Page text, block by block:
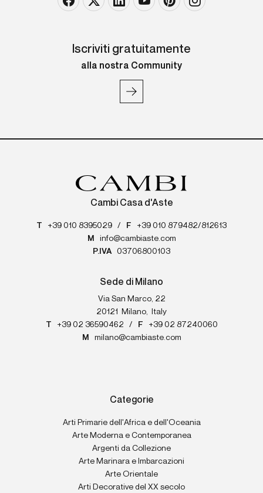
Iscriviti gratuitamente
alla nostra Community
Cambi Casa d'Aste
T +39 010 8395029 / F
+39 010 879482/812613
M
info@cambiaste.com
P.IVA
03706800103
Sede di Milano
Via San Marco, 22
20121
Milano,
Italy
T
+39 02 36590462 / F
+39 02 87240060
M
milano@cambiaste.com
Categorie
Arti Primarie dell'Africa e dell'Oceania
Arte Moderna e Contemporanea
Argenti da Collezione
Arte Marinara e Imbarcazioni
Arte Orientale
Arti Decorative del XX secolo